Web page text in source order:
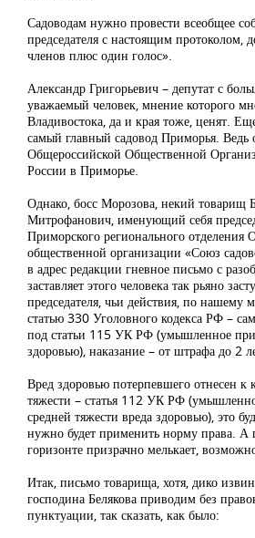
Садоводам нужно провести всеобщее
председателя с настоящим протоколом,
членов плюс один голос».
Александр Григорьевич – депутат с
уважаемый человек, мнение которого
Владивостока, да и края тоже, ценят.
самый главный садовод Приморья. Ведь
Общероссийской Общественной
России в Приморье.
Однако, босс Морозова, некий товарищ
Митрофанович, именующий себя
Приморского регионального отделения
общественной организации «Союз
в адрес редакции гневное письмо с
заставляет этого человека так рьяно
председателя, чьи действия, по
статью 330 Уголовного кодекса РФ –
под статьи 115 УК РФ (умышленное
здоровью), наказание – от штрафа до 2
Вред здоровью потерпевшего отнесен к
тяжести – статья 112 УК РФ
средней тяжести вреда здоровью), это
нужно будет применить норму права. А
горизонте призрачно мелькает,
Итак, письмо товарища, хотя, дико
господина Белякова приводим без
пунктуации, так сказать, как было: